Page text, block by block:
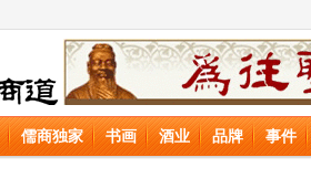
儒商独家 书画 酒业 品牌 事件